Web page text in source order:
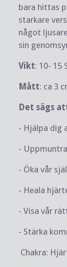
bara hittas
starkare
något
sin
Vikt: 10- 15
Mått: ca 3
Det sägs
- Hjälpa dig
-
- Öka vår
- Heala
- Visa vår
- Stärka
Chakra: